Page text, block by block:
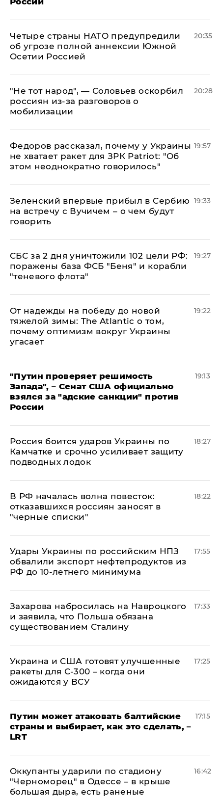
Четыре страны НАТО предупредили
об угрозе полной аннексии Южной
Осетии Россией
20:35
​"Не тот народ", — Соловьев оскорбил
россиян из-за разговоров о
мобилизации
20:28
Федоров рассказал, почему у Украины
не хватает ракет для ЗРК Patriot: "Об
этом неоднократно говорилось"
19:57
Зеленский впервые прибыл в Сербию
на встречу с Вучичем – о чем будут
говорить
19:33
СБС за 2 дня уничтожили 102 цели РФ:
поражены база ФСБ "Беня" и корабли
"теневого флота"
19:27
От надежды на победу до новой
тяжелой зимы: The Atlantic о том,
почему оптимизм вокруг Украины
угасает
19:22
"Путин проверяет решимость
Запада", – Сенат США официально
взялся за "адские санкции" против
России
19:13
Россия боится ударов Украины по
Камчатке и срочно усиливает защиту
подводных лодок
18:27
​В РФ началась волна повесток:
отказавшихся россиян заносят в
"черные списки"
18:22
Удары Украины по российским НПЗ
обвалили экспорт нефтепродуктов из
РФ до 10-летнего минимума
17:55
​Захарова набросилась на Навроцкого
и заявила, что Польша обязана
существованием Сталину
17:33
Украина и США готовят улучшенные
ракеты для С-300 – когда они
ожидаются у ВСУ
17:25
Путин может атаковать балтийские
страны и выбирает, как это сделать, –
LRT
17:15
Оккупанты ударили по стадиону
"Черноморец" в Одессе – в крыше
большая дыра, есть раненые
16:42